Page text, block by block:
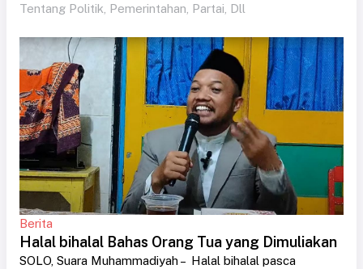
Tentang Politik, Pemerintahan, Partai, Dll
Berita
Halal bihalal Bahas Orang Tua yang Dimuliakan
SOLO, Suara Muhammadiyah – Halal bihalal pasca